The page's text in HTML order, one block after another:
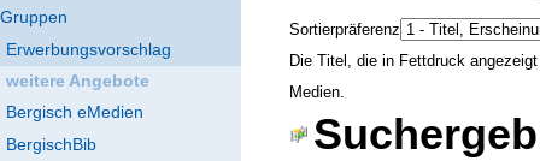
Gruppen
Erwerbungsvorschlag
weitere Angebote
Bergisch eMedien
BergischBib
Sortierpräferenz
Die Titel, die in Fettdruck
Medien.